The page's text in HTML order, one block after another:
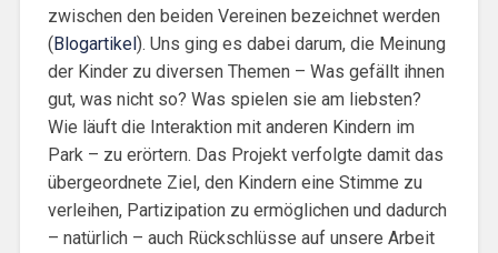
zwischen den beiden Vereinen bezeichnet werden
(Blogartikel). Uns ging es dabei darum, die Meinung
der Kinder zu diversen Themen – Was gefällt ihnen
gut, was nicht so? Was spielen sie am liebsten?
Wie läuft die Interaktion mit anderen Kindern im
Park – zu erörtern. Das Projekt verfolgte damit das
übergeordnete Ziel, den Kindern eine Stimme zu
verleihen, Partizipation zu ermöglichen und dadurch
– natürlich – auch Rückschlüsse auf unsere Arbeit